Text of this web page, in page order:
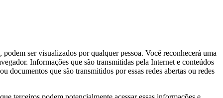
ser visualizados por qualquer pessoa. Você reconhecerá uma
Informações que são transmitidas pela Internet e conteúdos
que são transmitidos por essas redes abertas ou redes